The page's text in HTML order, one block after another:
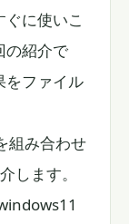
に使いこ
の紹介で
をファイル
組み合わせ
します。